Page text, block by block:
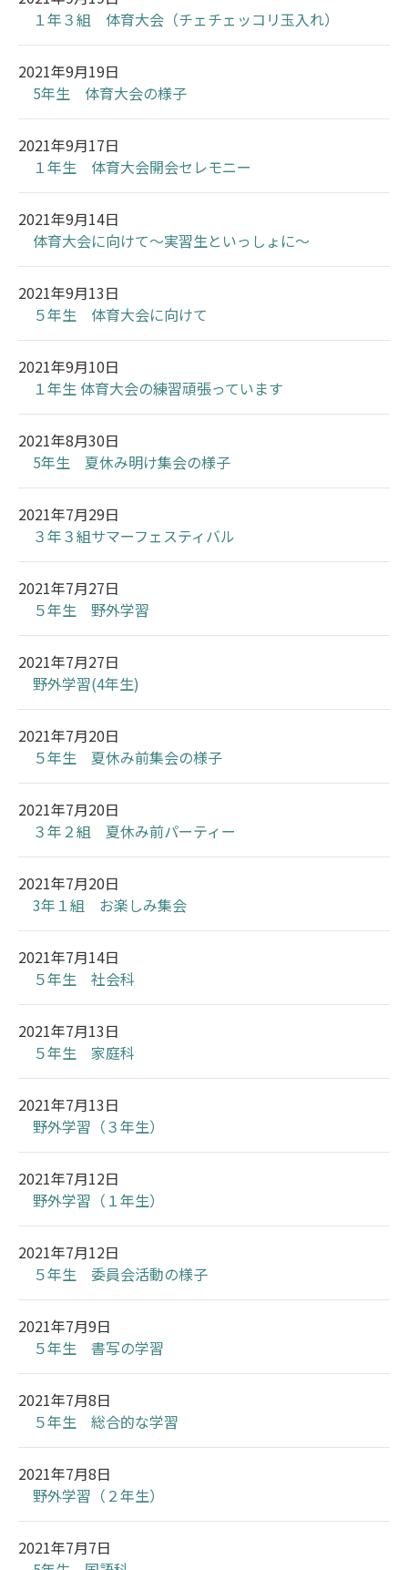
１年３組 体育大会（チェチェッコリ玉入れ）
2021年9月19日
5年生 体育大会の様子
2021年9月17日
１年生 体育大会開会セレモニー
2021年9月14日
体育大会に向けて～実習生といっしょに～
2021年9月13日
５年生 体育大会に向けて
2021年9月10日
１年生 体育大会の練習頑張っています
2021年8月30日
5年生 夏休み明け集会の様子
2021年7月29日
３年３組サマーフェスティバル
2021年7月27日
５年生 野外学習
2021年7月27日
野外学習(4年生)
2021年7月20日
５年生 夏休み前集会の様子
2021年7月20日
３年２組 夏休み前パーティー
2021年7月20日
3年１組 お楽しみ集会
2021年7月14日
５年生 社会科
2021年7月13日
５年生 家庭科
2021年7月13日
野外学習（３年生）
2021年7月12日
野外学習（１年生）
2021年7月12日
５年生 委員会活動の様子
2021年7月9日
５年生 書写の学習
2021年7月8日
５年生 総合的な学習
2021年7月8日
野外学習（２年生）
2021年7月7日